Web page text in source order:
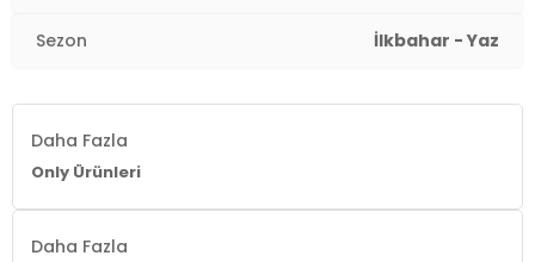
Sezon İlkbahar - Yaz
Daha Fazla
Only Ürünleri
Daha Fazla